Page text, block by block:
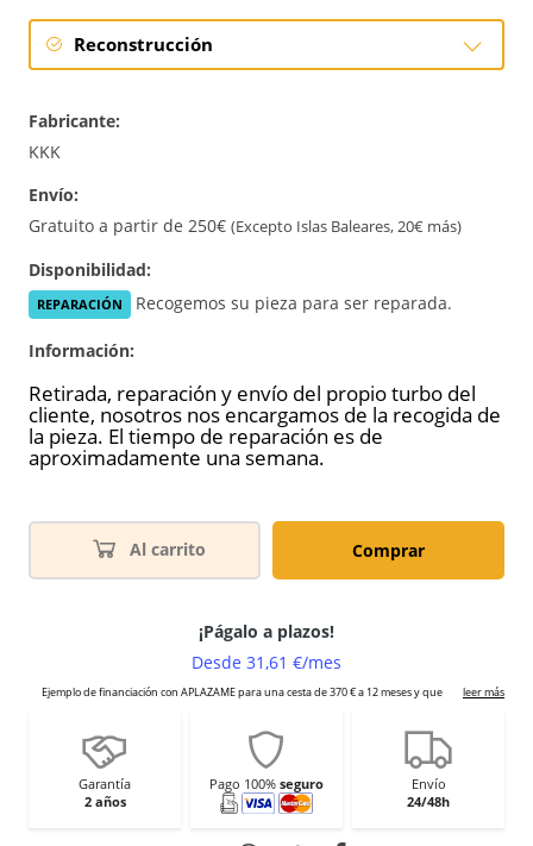
Reconstrucción
Fabricante:
KKK
Envío:
Gratuito a partir de 250€ (Excepto Islas Baleares, 20€ más)
Disponibilidad:
REPARACIÓN Recogemos su pieza para ser reparada.
Información:
Retirada, reparación y envío del propio turbo del
cliente, nosotros nos encargamos de la recogida de
la pieza. El tiempo de reparación es de
aproximadamente una semana.
Al carrito Comprar
Garantía
2 años
Pago 100% seguro
Envío
24/48h